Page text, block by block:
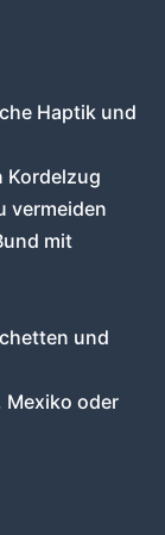
Haptik und
Kordelzug
vermeiden
mit
und
Mexiko oder